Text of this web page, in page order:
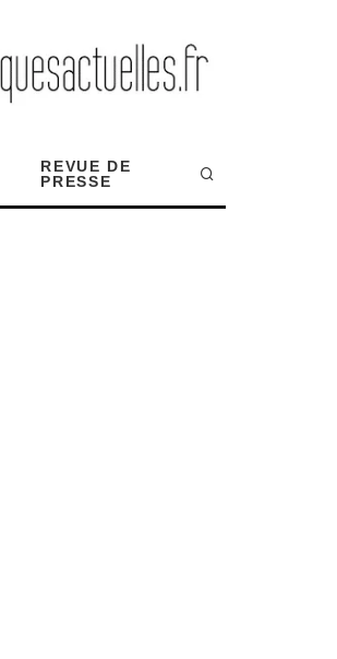
REVUE DE
PRESSE